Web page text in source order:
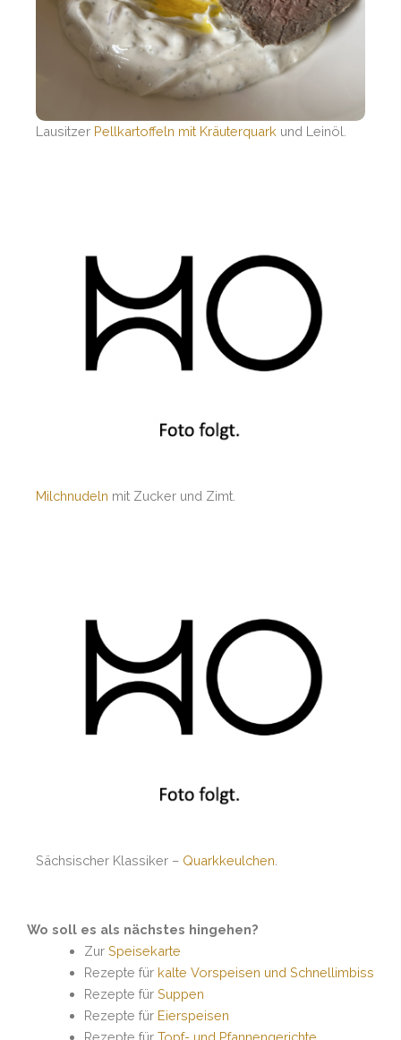
Lausitzer Pellkartoffeln mit Kräuterquark und Leinöl.
Milchnudeln mit Zucker und Zimt.
Sächsischer Klassiker – Quarkkeulchen
Wo soll es als nächstes hingehen?
Zur Speisekarte
Rezepte für kalte Vorspeisen und Schnellimbiss
Rezepte für Suppen
Rezepte für Eierspeisen
Rezepte für Topf- und Pfannengerichte